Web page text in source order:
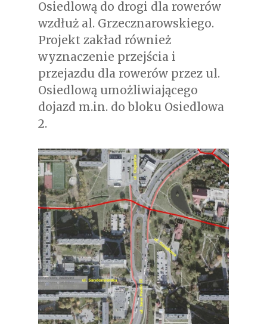
Osiedlową do drogi dla rowerów
wzdłuż al. Grzecznarowskiego.
Projekt zakład również
wyznaczenie przejścia i
przejazdu dla rowerów przez ul.
Osiedlową umożliwiającego
dojazd m.in. do bloku Osiedlowa
2.